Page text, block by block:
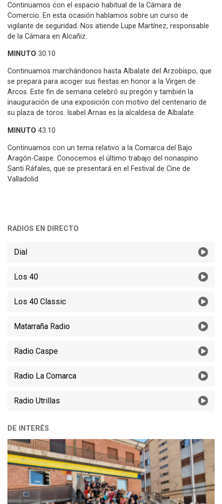
Continuamos con el espacio habitual de la Cámara de
Comercio. En esta ocasión hablamos sobre un curso de
vigilante de seguridad. Nos atiende Lupe Martínez, responsable
de la Cámara en Alcañiz.
MINUTO 30.10
Continuamos marchándonos hasta Albalate del Arzobispo, que
se prepara para acoger sus fiestas en honor a la Virgen de
Arcos. Este fin de semana celebró su pregón y también la
inauguración de una exposición con motivo del centenario de
su plaza de toros. Isabel Arnas es la alcaldesa de Albalate.
MINUTO 43.10
Continuamos con un tema relativo a la Comarca del Bajo
Aragón-Caspe. Conocemos el último trabajo del nonaspino
Santi Ráfales, que se presentará en el Festival de Cine de
Valladolid.
RADIOS EN DIRECTO
Dial
Los 40
Los 40 Classic
Matarraña Radio
Radio Caspe
Radio La Comarca
Radio Utrillas
DE INTERÉS